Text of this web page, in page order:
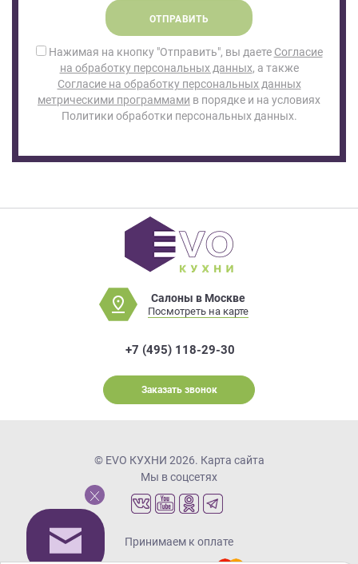
ОТПРАВИТЬ
Нажимая на кнопку "Отправить", вы даете Согласие
на обработку персональных данных, а также
Согласие на обработку персональных данных
метрическими программами в порядке и на условиях
Политики обработки персональных данных.
Салоны в Москве
Посмотреть на карте
+7 (495) 118-29-30
Заказать звонок
© EVO КУХНИ 2026. Карта сайта
Мы в соцсетях
Принимаем к оплате